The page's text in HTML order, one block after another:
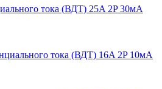
тока (ВДТ) 25A 2P 30мА